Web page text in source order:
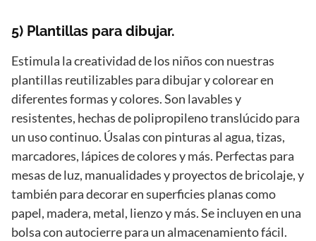
5) Plantillas para dibujar.
Estimula la creatividad de los niños con nuestras
plantillas reutilizables para dibujar y colorear en
diferentes formas y colores. Son lavables y
resistentes, hechas de polipropileno translúcido para
un uso continuo. Úsalas con pinturas al agua, tizas,
marcadores, lápices de colores y más. Perfectas para
mesas de luz, manualidades y proyectos de bricolaje, y
también para decorar en superficies planas como
papel, madera, metal, lienzo y más. Se incluyen en una
bolsa con autocierre para un almacenamiento fácil.